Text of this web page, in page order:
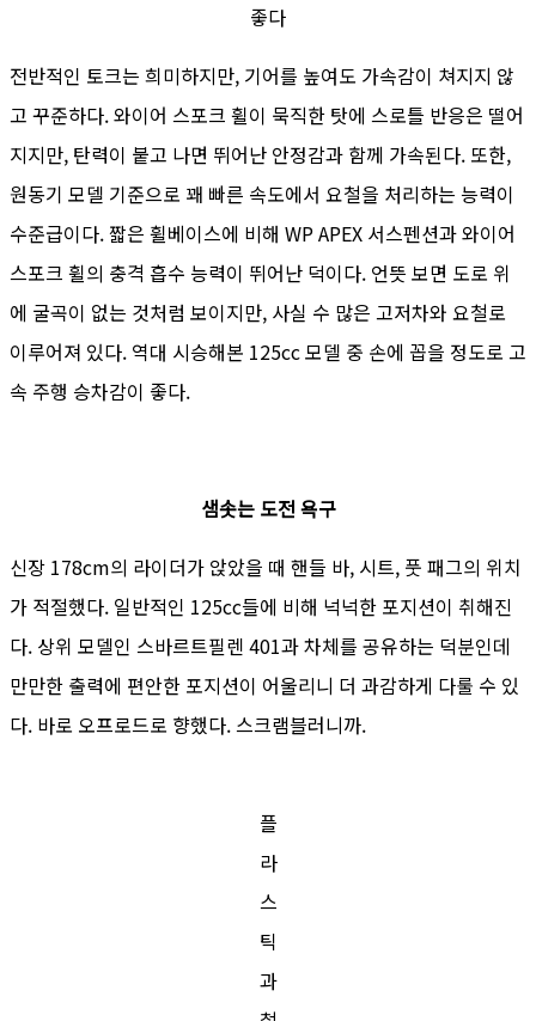
좋다
전반적인 토크는 희미하지만, 기어를 높여도 가속감이 쳐지지 않
고 꾸준하다. 와이어 스포크 휠이 묵직한 탓에 스로틀 반응은 떨어
지지만, 탄력이 붙고 나면 뛰어난 안정감과 함께 가속된다. 또한,
원동기 모델 기준으로 꽤 빠른 속도에서 요철을 처리하는 능력이
수준급이다. 짧은 휠베이스에 비해 WP APEX 서스펜션과 와이어
스포크 휠의 충격 흡수 능력이 뛰어난 덕이다. 언뜻 보면 도로 위
에 굴곡이 없는 것처럼 보이지만, 사실 수 많은 고저차와 요철로
이루어져 있다. 역대 시승해본 125cc 모델 중 손에 꼽을 정도로 고
속 주행 승차감이 좋다.
샘솟는 도전 욕구
신장 178cm의 라이더가 앉았을 때 핸들 바, 시트, 풋 패그의 위치
가 적절했다. 일반적인 125cc들에 비해 넉넉한 포지션이 취해진
다. 상위 모델인 스바르트필렌 401과 차체를 공유하는 덕분인데
만만한 출력에 편안한 포지션이 어울리니 더 과감하게 다룰 수 있
다. 바로 오프로드로 향했다. 스크램블러니까.
플
라
스
틱
과